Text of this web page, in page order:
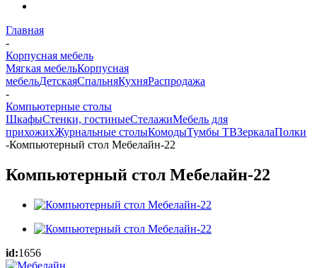
Главная
-
Корпусная мебель
Мягкая мебельКорпусная
мебельДетскаяСпальняКухняРаспродажа
-
Компьютерные столы
ШкафыСтенки, гостиныеСтелажиМебель для
прихожихЖурнальные столыКомодыТумбы ТВЗеркалаПолки
-Компьютерный стол Мебелайн-22
Компьютерный стол Мебелайн-22
id:1656